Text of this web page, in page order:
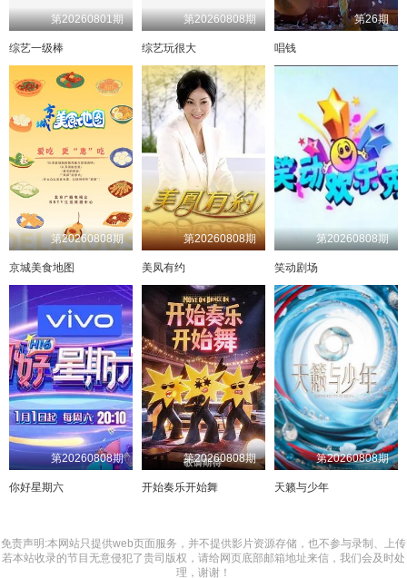
第20260801期
综艺一级棒
第20260808期
综艺玩很大
第26期
唱钱
第20260808期
京城美食地图
第20260808期
美凤有约
第20260808期
笑动剧场
第20260808期
你好星期六
第20260808期
开始奏乐开始舞
第20260808期
天籁与少年
免责声明:本网站只提供web页面服务，并不提供影片资源存储，也不参与录制、上传
若本站收录的节目无意侵犯了贵司版权，请给网页底部邮箱地址来信，我们会及时处
理，谢谢！